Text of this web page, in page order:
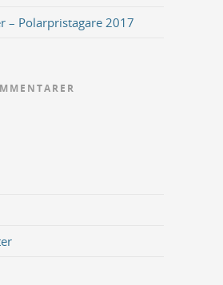
– Polarpristagare 2017